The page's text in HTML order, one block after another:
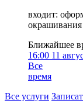
входит:
окрашивания
Ближайшее
16:00 11
Все
время
Все услуги